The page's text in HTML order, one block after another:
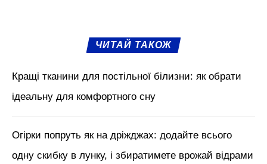
ЧИТАЙ ТАКОЖ
Кращі тканини для постільної білизни: як обрати
ідеальну для комфортного сну
Огірки попруть як на дріжджах: додайте всього
одну скибку в лунку, і збиратимете врожай відрами